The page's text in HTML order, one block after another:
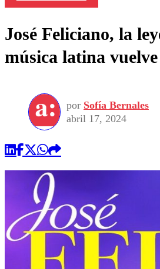
José Feliciano, la
música latina
por Sofía Bernales
abril 17, 2024